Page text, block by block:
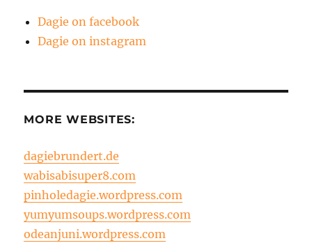
Dagie on facebook
Dagie on instagram
MORE WEBSITES:
dagiebrundert.de
wabisabisuper8.com
pinholedagie.wordpress.com
yumyumsoups.wordpress.com
odeanjuni.wordpress.com